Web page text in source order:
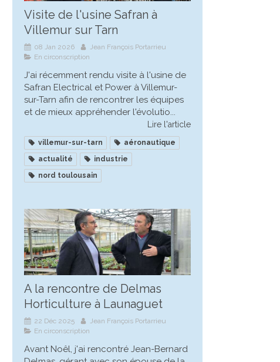
Visite de l'usine Safran à
Villemur sur Tarn
08 Jan 2026
Jean François Portarrieu
En circonscription
J'ai récemment rendu visite à l'usine de
Safran Electrical et Power à Villemur-
sur-Tarn afin de rencontrer les équipes
et de mieux appréhender l'évolutio...
Lire l'article
villemur-sur-tarn
aéronautique
actualité
industrie
nord toulousain
A la rencontre de Delmas
Horticulture à Launaguet
22 Déc 2025
Jean François Portarrieu
En circonscription
Avant Noêl, j'ai rencontré Jean-Bernard